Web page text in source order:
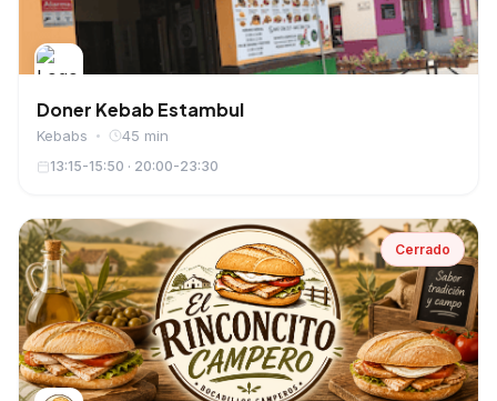
Doner Kebab Estambul
Kebabs 45 min
13:15-15:50 · 20:00-23:30
Cerrado